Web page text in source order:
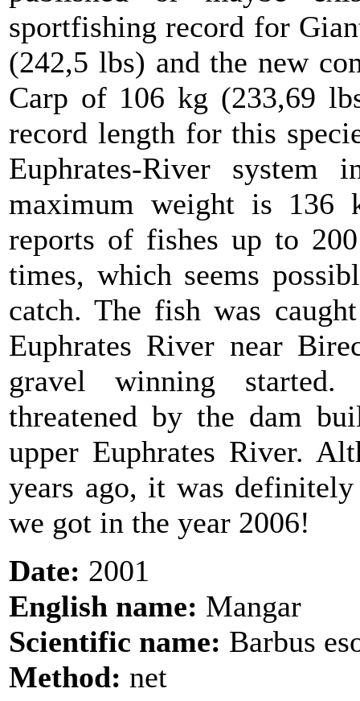
sportfishing record for
(242,5 lbs) and the new
Carp of 106 kg (233,69
record length for this
Euphrates-River
maximum weight is 136
reports of fishes up to
times, which seems
catch. The fish was
Euphrates River near
gravel winning started.
threatened by the dam
upper Euphrates River.
years ago, it was
we got in the year 2006!
Date: 2001
English name: Mangar
Scientific name: Barbus
Method: net